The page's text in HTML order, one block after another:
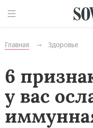
Главная Здоровье
6
у вас